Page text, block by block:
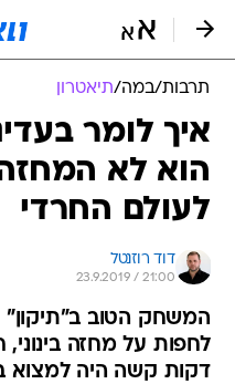
תרבות/במה/תיאטרון
איך לומר
הוא לא
לעולם החרדי
דוד רוזנטל
23.9.2019 / 21:00
המשחק הטוב
דקות קשה היה למצוא